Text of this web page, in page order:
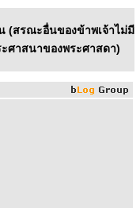
(สรณะอื่นของข้าพเจ้าไม่มี
ศาสนาของพระศาสดา)